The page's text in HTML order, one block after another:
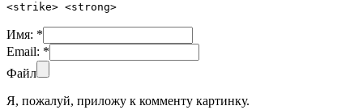
<strike> <strong>
Имя: *
Email: *
Файл
Я, пожалуй, приложу к комменту картинку.